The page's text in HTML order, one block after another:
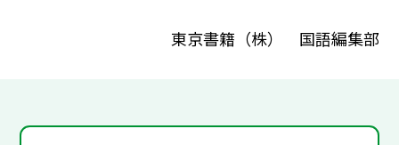
東京書籍（株） 国語編集部